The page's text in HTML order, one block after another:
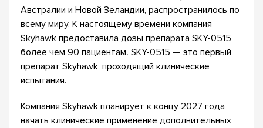
Австралии и Новой Зеландии, распространилось по
всему миру. К настоящему времени компания
Skyhawk предоставила дозы препарата SKY-0515
более чем 90 пациентам. SKY-0515 — это первый
препарат Skyhawk, проходящий клинические
испытания.
Компания Skyhawk планирует к концу 2027 года
начать клинические применение дополнительных